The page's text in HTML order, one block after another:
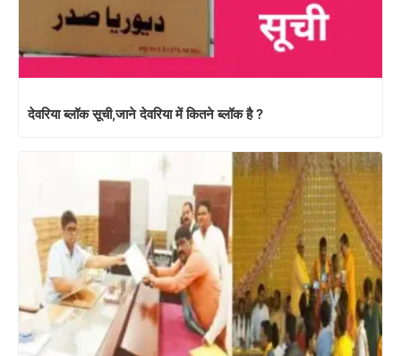
देवरिया ब्लॉक सूची,जाने देवरिया में कितने ब्लॉक है ?